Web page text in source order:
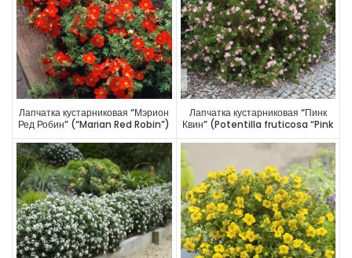
Лапчатка кустарниковая “Мэрион
Ред Робин” (“Marian Red Robin”)
Лапчатка кустарниковая “Пинк
Квин” (Potentilla fruticosa “Pink
Queen”)